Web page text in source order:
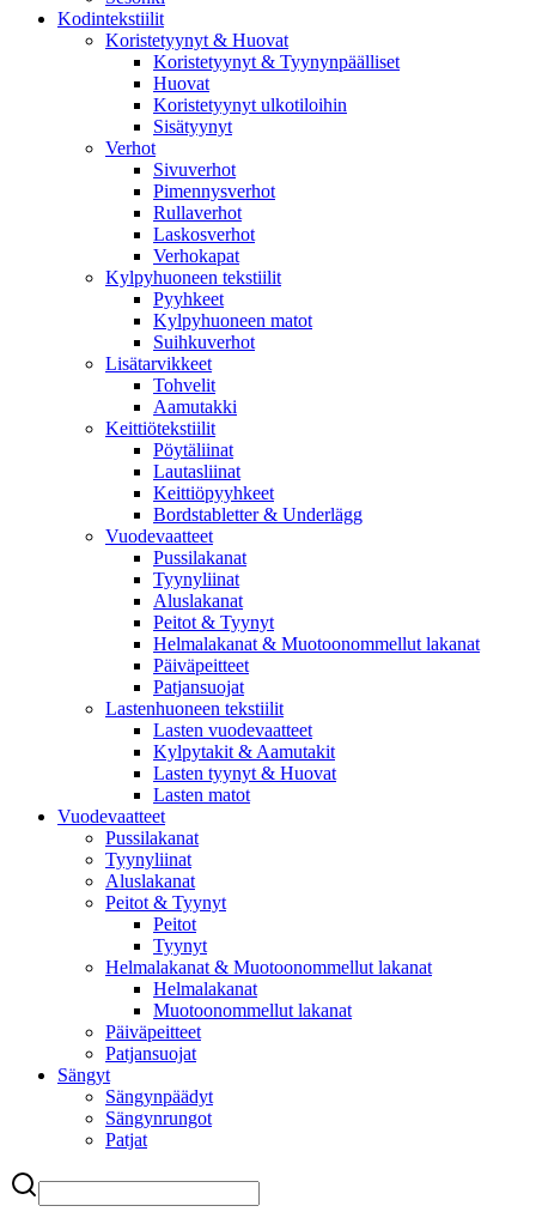
Kodintekstiilit
Koristetyynyt & Huovat
Koristetyynyt & Tyynynpäälliset
Huovat
Koristetyynyt ulkotiloihin
Sisätyynyt
Verhot
Sivuverhot
Pimennysverhot
Rullaverhot
Laskosverhot
Verhokapat
Kylpyhuoneen tekstiilit
Pyyhkeet
Kylpyhuoneen matot
Suihkuverhot
Lisätarvikkeet
Tohvelit
Aamutakki
Keittiötekstiilit
Pöytäliinat
Lautasliinat
Keittiöpyyhkeet
Bordstabletter & Underlägg
Vuodevaatteet
Pussilakanat
Tyynyliinat
Aluslakanat
Peitot & Tyynyt
Helmalakanat & Muotoonommellut lakanat
Päiväpeitteet
Patjansuojat
Lastenhuoneen tekstiilit
Lasten vuodevaatteet
Kylpytakit & Aamutakit
Lasten tyynyt & Huovat
Lasten matot
Vuodevaatteet
Pussilakanat
Tyynyliinat
Aluslakanat
Peitot & Tyynyt
Peitot
Tyynyt
Helmalakanat & Muotoonommellut lakanat
Helmalakanat
Muotoonommellut lakanat
Päiväpeitteet
Patjansuojat
Sängyt
Sängynpäädyt
Sängynrungot
Patjat
Etsi